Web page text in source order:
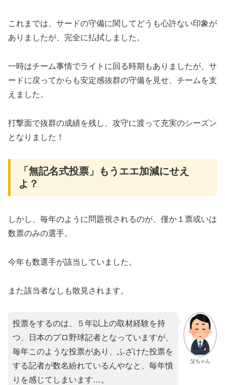
これまでは、サードの守備に関してどうも心許ない印象が
ありましたが、完全に払拭しました。
一時はチーム事情でライトに回る時期もありましたが、サ
ードに戻ってからも安定感抜群の守備を見せ、チームを支
えました。
打撃面で抜群の成績を残し、攻守に渡って充実のシーズン
となりました！
「無記名式投票」もうエエ加減にせえ
よ？
しかし、毎年のように問題視されるのが、僅か１票或いは
数票のみの選手。
今年も数選手が該当していました。
また該当者なしも散見されます。
父ちゃん
投票をするのは、５年以上の取材経験を持
つ、日本のプロ野球記者となっていますが、
毎年このような投票があり、ふざけた投票を
する記者が数名紛れているんやなと、毎年憤
りを感じてしまいます…。